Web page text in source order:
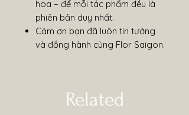
hoa – để mỗi tác phẩm đều là
phiên bản duy nhất.
Cảm ơn bạn đã luôn tin tưởng
và đồng hành cùng Flor Saigon.
Related